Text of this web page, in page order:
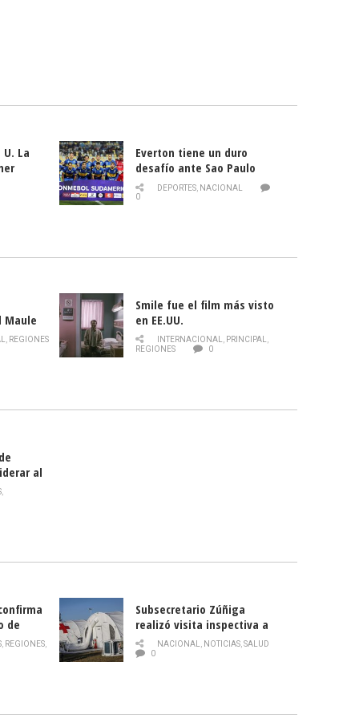
La
Everton tiene un duro
desafío ante Sao Paulo
DEPORTES, NACIONAL
0
Maule
de la
, REGIONES
Smile fue el film más visto
en EE.UU.
INTERNACIONAL, PRINCIPAL,
REGIONES
0
al
,
de
, REGIONES,
Subsecretario Zúñiga
realizó visita inspectiva a
Hospital Modular Sótero del
Río
NACIONAL, NOTICIAS,SALUD
0